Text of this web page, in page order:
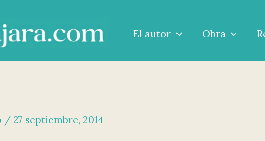
El autor Obra
/ 27 septiembre, 2014